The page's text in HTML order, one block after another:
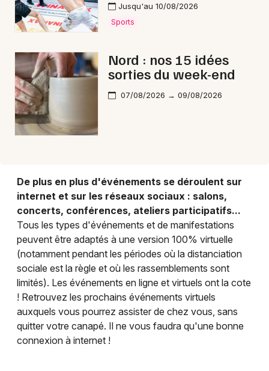
Choisir mes départements
Mon email
Jusqu'au 10/08/2026
Sports
Nord : nos 15 idées
sorties du week-end
07/08/2026 → 09/08/2026
De plus en plus d'événements se déroulent sur
internet et sur les réseaux sociaux : salons,
concerts, conférences, ateliers participatifs...
Tous les types d'événements et de manifestations
peuvent être adaptés à une version 100% virtuelle
(notamment pendant les périodes où la distanciation
sociale est la règle et où les rassemblements sont
limités). Les événements en ligne et virtuels ont la cote
! Retrouvez les prochains événements virtuels
auxquels vous pourrez assister de chez vous, sans
quitter votre canapé. Il ne vous faudra qu'une bonne
connexion à internet !